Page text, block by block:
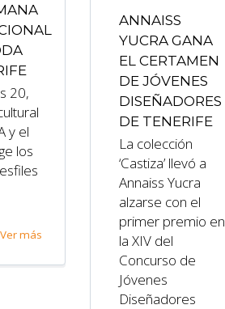
20,
y el
los
Ver más
ANNAISS
YUCRA GANA
EL CERTAMEN
DE JÓVENES
DISEÑADORES
DE TENERIFE
La colección
‘Castiza’ llevó a
Annaiss Yucra
alzarse con el
primer premio en
la XIV del
Concurso de
Jóvenes
Diseñadores